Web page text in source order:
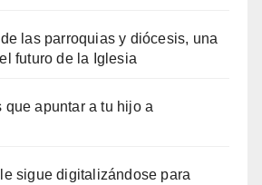
las parroquias y diócesis, una
futuro de la Iglesia
que apuntar a tu hijo a
sigue digitalizándose para